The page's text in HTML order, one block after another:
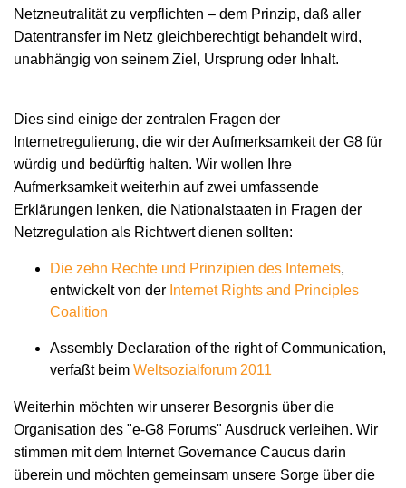
Netzneutralität zu verpflichten – dem Prinzip, daß aller
Datentransfer im Netz gleichberechtigt behandelt wird,
unabhängig von seinem Ziel, Ursprung oder Inhalt.
Dies sind einige der zentralen Fragen der
Internetregulierung, die wir der Aufmerksamkeit der G8 für
würdig und bedürftig halten. Wir wollen Ihre
Aufmerksamkeit weiterhin auf zwei umfassende
Erklärungen lenken, die Nationalstaaten in Fragen der
Netzregulation als Richtwert dienen sollten:
Die zehn Rechte und Prinzipien des Internets,
entwickelt von der Internet Rights and Principles
Coalition
Assembly Declaration of the right of Communication,
verfaßt beim Weltsozialforum 2011
Weiterhin möchten wir unserer Besorgnis über die
Organisation des "e-G8 Forums" Ausdruck verleihen. Wir
stimmen mit dem Internet Governance Caucus darin
überein und möchten gemeinsam unsere Sorge über die